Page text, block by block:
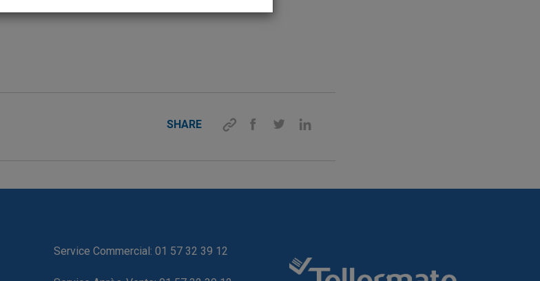
SHARE
Service Commercial: 01 57 32 39 12